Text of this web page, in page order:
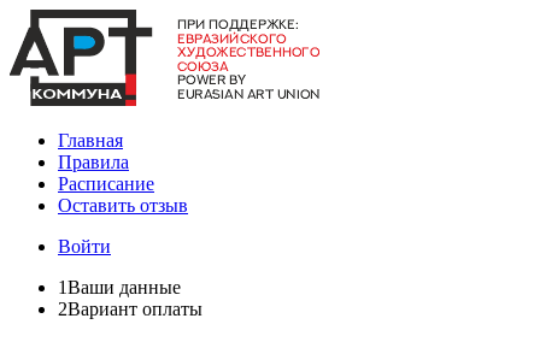
Главная
Правила
Расписание
Оставить отзыв
Войти
1Ваши данные
2Вариант оплаты